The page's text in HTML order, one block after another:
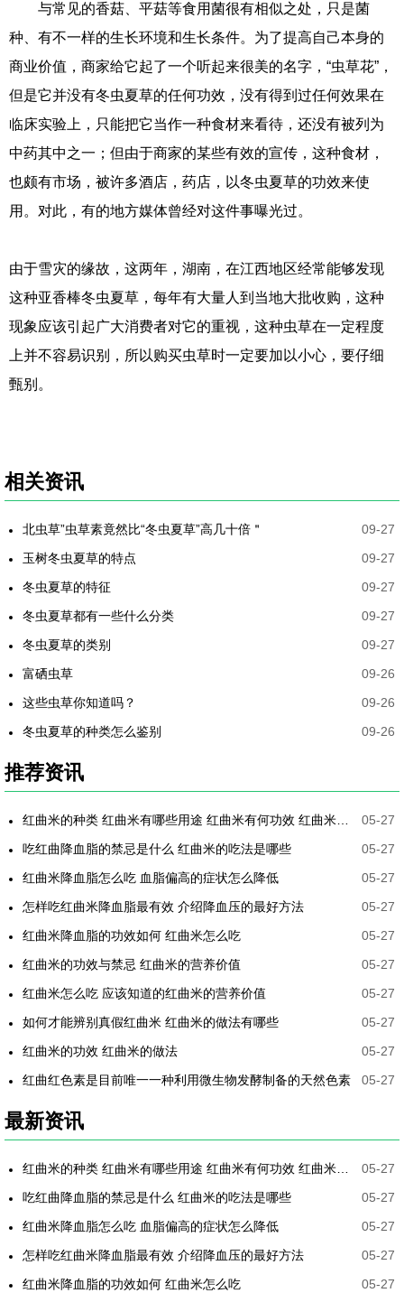
与常见的香菇、平菇等食用菌很有相似之处，只是菌
种、有不一样的生长环境和生长条件。为了提高自己本身的
商业价值，商家给它起了一个听起来很美的名字，“虫草花”，
但是它并没有冬虫夏草的任何功效，没有得到过任何效果在
临床实验上，只能把它当作一种食材来看待，还没有被列为
中药其中之一；但由于商家的某些有效的宣传，这种食材，
也颇有市场，被许多酒店，药店，以冬虫夏草的功效来使
用。对此，有的地方媒体曾经对这件事曝光过。
由于雪灾的缘故，这两年，湖南，在江西地区经常能够发现
这种亚香棒冬虫夏草，每年有大量人到当地大批收购，这种
现象应该引起广大消费者对它的重视，这种虫草在一定程度
上并不容易识别，所以购买虫草时一定要加以小心，要仔细
甄别。
相关资讯
北虫草”虫草素竟然比“冬虫夏草”高几十倍＂
09-27
玉树冬虫夏草的特点
09-27
冬虫夏草的特征
09-27
冬虫夏草都有一些什么分类
09-27
冬虫夏草的类别
09-27
富硒虫草
09-26
这些虫草你知道吗？
09-26
冬虫夏草的种类怎么鉴别
09-26
推荐资讯
05-27
吃红曲降血脂的禁忌是什么 红曲米的吃法是哪些
05-27
红曲米降血脂怎么吃 血脂偏高的症状怎么降低
05-27
怎样吃红曲米降血脂最有效 介绍降血压的最好方法
05-27
红曲米降血脂的功效如何 红曲米怎么吃
05-27
红曲米的功效与禁忌 红曲米的营养价值
05-27
红曲米怎么吃 应该知道的红曲米的营养价值
05-27
如何才能辨别真假红曲米 红曲米的做法有哪些
05-27
红曲米的功效 红曲米的做法
05-27
红曲红色素是目前唯一一种利用微生物发酵制备的天然色素
05-27
最新资讯
05-27
吃红曲降血脂的禁忌是什么 红曲米的吃法是哪些
05-27
红曲米降血脂怎么吃 血脂偏高的症状怎么降低
05-27
怎样吃红曲米降血脂最有效 介绍降血压的最好方法
05-27
红曲米降血脂的功效如何 红曲米怎么吃
05-27